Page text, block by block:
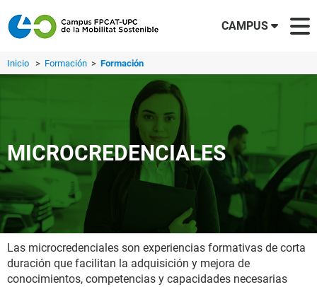
CAMPUS
Inicio > Formación > Formación
MICROCREDENCIALES
Las microcredenciales son experiencias formativas de corta
duración que facilitan la adquisición y mejora de
conocimientos, competencias y capacidades necesarias